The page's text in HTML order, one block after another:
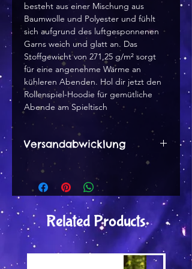
besteht aus einer Mischung aus
Baumwolle und Polyester und fühlt
sich aufgrund des luftgesponnenen
Garns weich und glatt an. Das
Stoffgewicht von 271,25 g/m² sorgt
für eine angenehme Wärme an
kühleren Abenden. Hol dir jetzt den
Rollenspiel-Hoodie für gemütliche
Abende am Spieltisch
Versandabwicklung
Dieses Produkt wird Print on
demand von der Partnerfirma in
Lettland gedruckt und von dort
in einem separaten Paket zu dir
gesendet.Related Products